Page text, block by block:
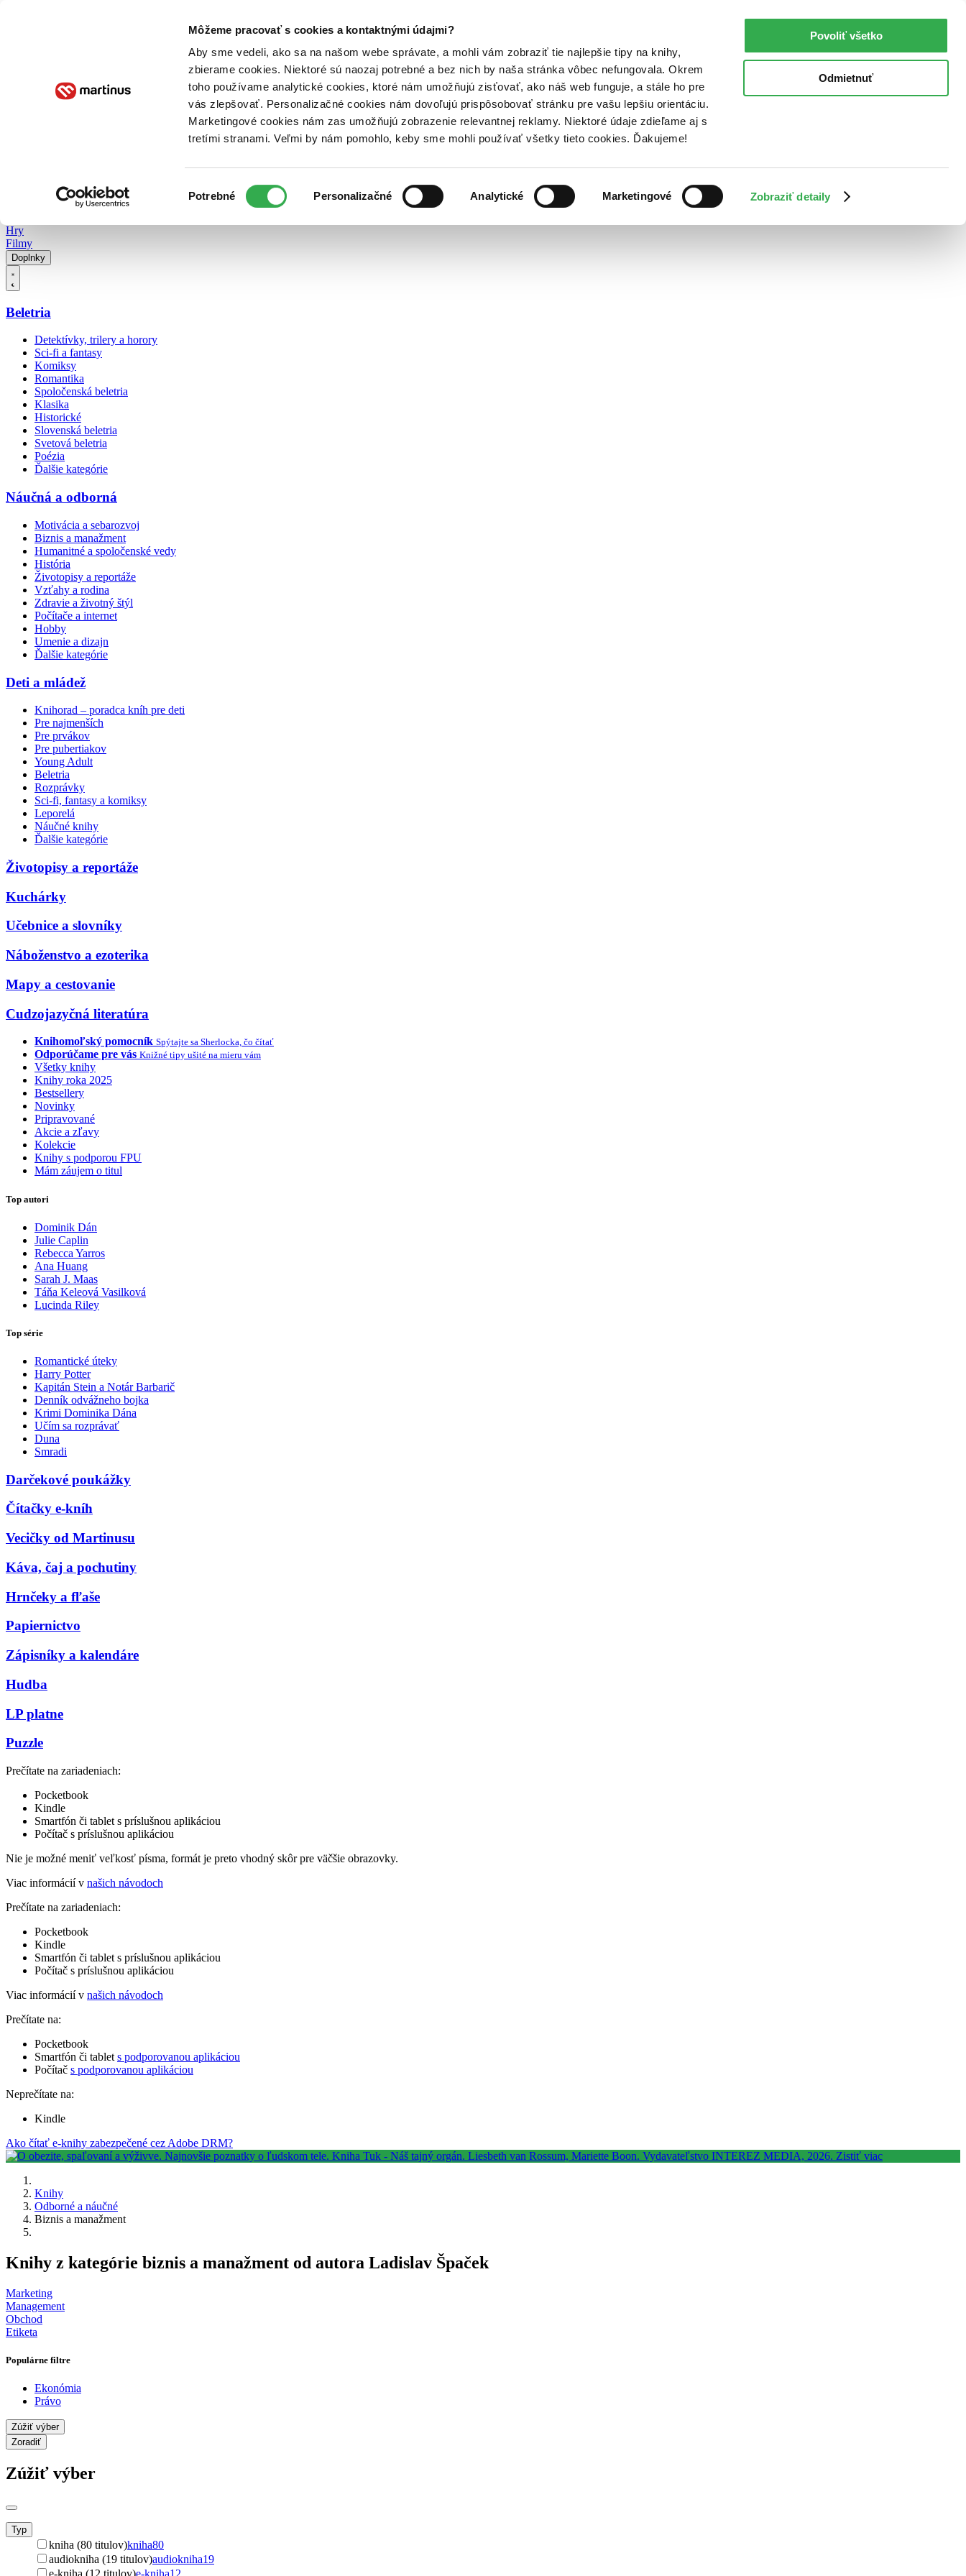
Môžeme pracovať s cookies a kontaktnými údajmi?
Aby sme vedeli, ako sa na našom webe správate, a mohli vám zobraziť tie najlepšie tipy na knihy,
zbierame cookies. Niektoré sú naozaj potrebné a bez nich by naša stránka vôbec nefungovala. Okrem
toho používame analytické cookies, ktoré nám umožňujú zisťovať, ako náš web funguje, a stále ho pre
vás zlepšovať. Personalizačné cookies nám dovoľujú prispôsobovať stránku pre vašu lepšiu orientáciu.
Marketingové cookies nám zas umožňujú zobrazenie relevantnej reklamy. Niektoré údaje zdieľame aj s
tretími stranami. Veľmi by nám pomohlo, keby sme mohli používať všetky tieto cookies. Ďakujeme!
súhlasu
Potrebné Personalizačné Analytické Marketingové Zobraziť detaily
Povoliť všetko
Odmietnuť
Poukážky Kontakt
Hry
Filmy
Doplnky
Beletria
Detektívky, trilery a horory
Sci-fi a fantasy
Komiksy
Romantika
Spoločenská beletria
Klasika
Historické
Slovenská beletria
Svetová beletria
Poézia
Ďalšie kategórie
Náučná a odborná
Motivácia a sebarozvoj
Biznis a manažment
Humanitné a spoločenské vedy
História
Životopisy a reportáže
Vzťahy a rodina
Zdravie a životný štýl
Počítače a internet
Hobby
Umenie a dizajn
Ďalšie kategórie
Deti a mládež
Knihorad – poradca kníh pre deti
Pre najmenších
Pre prvákov
Pre pubertiakov
Young Adult
Beletria
Rozprávky
Sci-fi, fantasy a komiksy
Leporelá
Náučné knihy
Ďalšie kategórie
Životopisy a reportáže
Kuchárky
Učebnice a slovníky
Náboženstvo a ezoterika
Mapy a cestovanie
Cudzojazyčná literatúra
Knihomoľský pomocník Spýtajte sa Sherlocka, čo čítať
Odporúčame pre vás Knižné tipy ušité na mieru vám
Všetky knihy
Knihy roka 2025
Bestsellery
Novinky
Pripravované
Akcie a zľavy
Kolekcie
Knihy s podporou FPU
Mám záujem o titul
Top autori
Dominik Dán
Julie Caplin
Rebecca Yarros
Ana Huang
Sarah J. Maas
Táňa Keleová Vasilková
Lucinda Riley
Top série
Romantické úteky
Harry Potter
Kapitán Stein a Notár Barbarič
Denník odvážneho bojka
Krimi Dominika Dána
Učím sa rozprávať
Duna
Smradi
Darčekové poukážky
Čítačky e-kníh
Vecičky od Martinusu
Káva, čaj a pochutiny
Hrnčeky a fľaše
Papiernictvo
Zápisníky a kalendáre
Hudba
LP platne
Puzzle
Prečítate na zariadeniach:
Pocketbook
Kindle
Smartfón či tablet s príslušnou aplikáciou
Počítač s príslušnou aplikáciou
Nie je možné meniť veľkosť písma, formát je preto vhodný skôr pre väčšie obrazovky.
Viac informácií v našich návodoch
Prečítate na zariadeniach:
Pocketbook
Kindle
Smartfón či tablet s príslušnou aplikáciou
Počítač s príslušnou aplikáciou
Viac informácií v našich návodoch
Prečítate na:
Pocketbook
Smartfón či tablet s podporovanou aplikáciou
Počítač s podporovanou aplikáciou
Neprečítate na:
Kindle
Ako čítať e-knihy zabezpečené cez Adobe DRM?
Knihy
Odborné a náučné
Biznis a manažment
Knihy z kategórie biznis a manažment od autora Ladislav Špaček
Marketing
Management
Obchod
Etiketa
Populárne filtre
Ekonómia
Právo
Zúžiť výber
Zoradiť
Zúžiť výber
Typ
kniha (80 titulov)kniha80
audiokniha (19 titulov)audiokniha19
e-kniha (12 titulov)e-kniha12